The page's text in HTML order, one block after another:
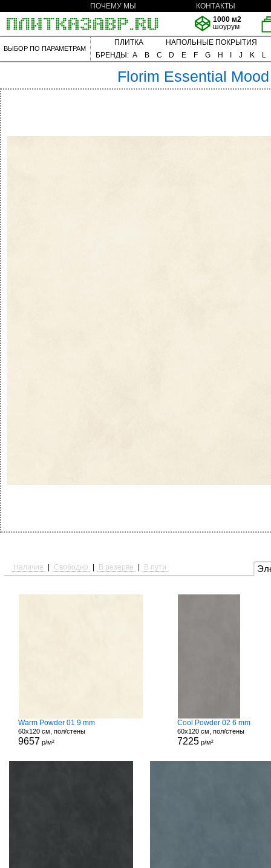
ПОЧЕМУ МЫ
КОНТАКТЫ
1000 м2
шоурум
ВЫБОР ПО ПАРАМЕТРАМ
ПЛИТКА
НАПОЛЬНЫЕ ПОКРЫТИЯ
БРЕНДЫ: A B C D E F G H J K L
Florim Essential Mood
Наличие Свободно В резерве В пути
Warm Powder 01 9 mm
60x120 см, пол/стены
9657 р/м²
Cool Powder 02 6 mm
60x120 см, пол/стены
7225 р/м²